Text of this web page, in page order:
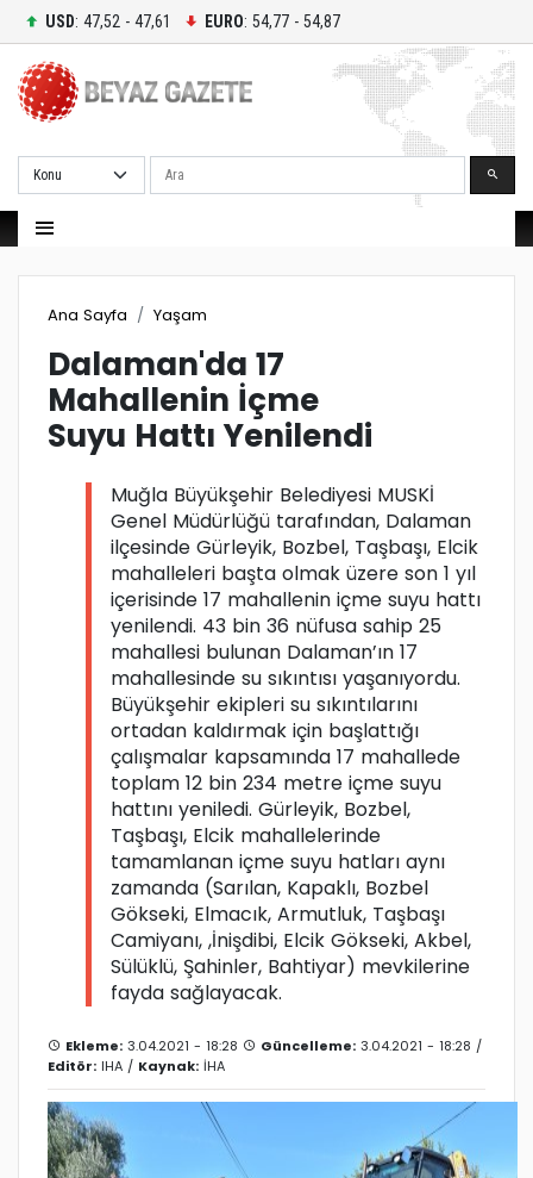
USD: 47,52 - 47,61 EURO: 54,77 - 54,87
Ara
Ana Sayfa Yaşam
Dalaman'da 17
Mahallenin İçme
Suyu Hattı Yenilendi
Muğla Büyükşehir Belediyesi MUSKİ
Genel Müdürlüğü tarafından, Dalaman
ilçesinde Gürleyik, Bozbel, Taşbaşı, Elcik
mahalleleri başta olmak üzere son 1 yıl
içerisinde 17 mahallenin içme suyu hattı
yenilendi. 43 bin 36 nüfusa sahip 25
mahallesi bulunan Dalaman’ın 17
mahallesinde su sıkıntısı yaşanıyordu.
Büyükşehir ekipleri su sıkıntılarını
ortadan kaldırmak için başlattığı
çalışmalar kapsamında 17 mahallede
toplam 12 bin 234 metre içme suyu
hattını yeniledi. Gürleyik, Bozbel,
Taşbaşı, Elcik mahallelerinde
tamamlanan içme suyu hatları aynı
zamanda (Sarılan, Kapaklı, Bozbel
Gökseki, Elmacık, Armutluk, Taşbaşı
Camiyanı, ,İnişdibi, Elcik Gökseki, Akbel,
Sülüklü, Şahinler, Bahtiyar) mevkilerine
fayda sağlayacak.
Ekleme: 3.04.2021 - 18:28 Güncelleme: 3.04.2021 - 18:28 /
Editör: IHA / Kaynak: İHA